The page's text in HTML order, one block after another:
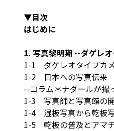
▼目次
はじめに
1. 写真黎明期 --ダゲレ
1-1 ダゲレオタイプカ
1-2 日本への写真伝来
--コラム＊ナダールが撮
1-3 写真師と写真館の
1-4 湿板写真から乾板
1-5 乾板の普及とアマ